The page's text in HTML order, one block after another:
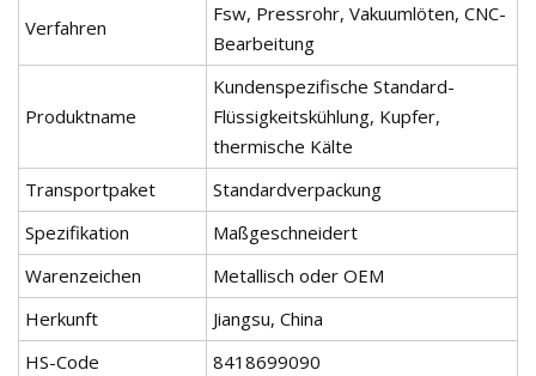
Verfahren
Fsw, Pressrohr, Vakuumlöten, CNC-
Bearbeitung
Produktname
Kundenspezifische Standard-
Flüssigkeitskühlung, Kupfer,
thermische Kälte
Transportpaket
Standardverpackung
Spezifikation
Maßgeschneidert
Warenzeichen
Metallisch oder OEM
Herkunft
Jiangsu, China
HS-Code
8418699090